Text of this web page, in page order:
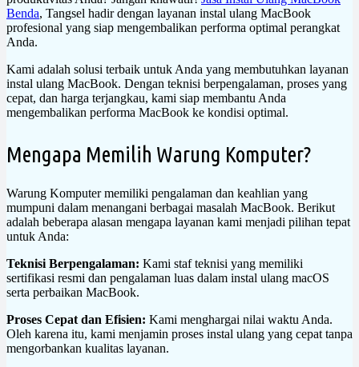
Benda, Tangsel hadir dengan layanan instal ulang MacBook
profesional yang siap mengembalikan performa optimal perangkat
Anda.
Kami adalah solusi terbaik untuk Anda yang membutuhkan layanan
instal ulang MacBook. Dengan teknisi berpengalaman, proses yang
cepat, dan harga terjangkau, kami siap membantu Anda
mengembalikan performa MacBook ke kondisi optimal.
Mengapa Memilih Warung Komputer?
Warung Komputer memiliki pengalaman dan keahlian yang
mumpuni dalam menangani berbagai masalah MacBook. Berikut
adalah beberapa alasan mengapa layanan kami menjadi pilihan tepat
untuk Anda:
Teknisi Berpengalaman: Kami staf teknisi yang memiliki
sertifikasi resmi dan pengalaman luas dalam instal ulang macOS
serta perbaikan MacBook.
Proses Cepat dan Efisien: Kami menghargai nilai waktu Anda.
Oleh karena itu, kami menjamin proses instal ulang yang cepat tanpa
mengorbankan kualitas layanan.